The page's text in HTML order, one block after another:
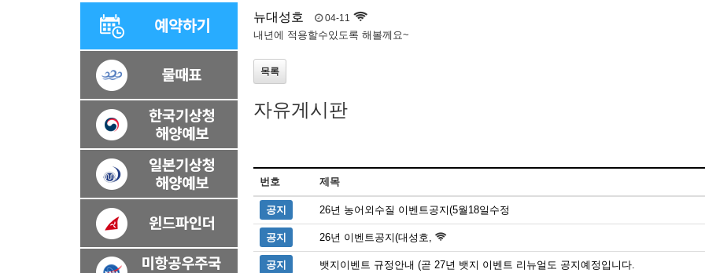
뉴대성호 04-11
내년에 적용할수있도록 해볼께요~
목록
자유게시판
번호 제목
공지 26년 농어외수질 이벤트공지(5월18일수정
공지 26년 이벤트공지(대성호,
공지 뱃지이벤트 규정안내 (곧 27년 뱃지 이벤트 리뉴얼도 공지예정입니다.